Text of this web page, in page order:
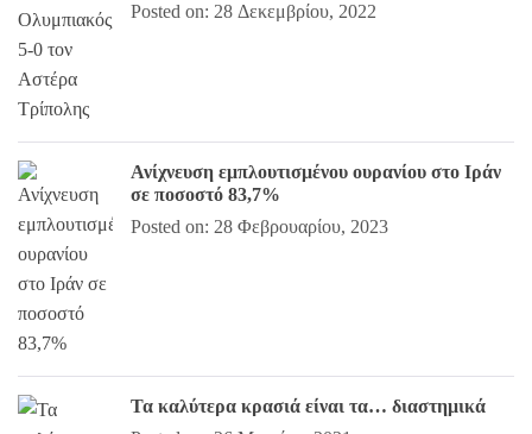
Posted on: 28 Δεκεμβρίου, 2022
Ανίχνευση εμπλουτισμένου ουρανίου στο Ιράν
σε ποσοστό 83,7%
Posted on: 28 Φεβρουαρίου, 2023
Τα καλύτερα κρασιά είναι τα… διαστημικά